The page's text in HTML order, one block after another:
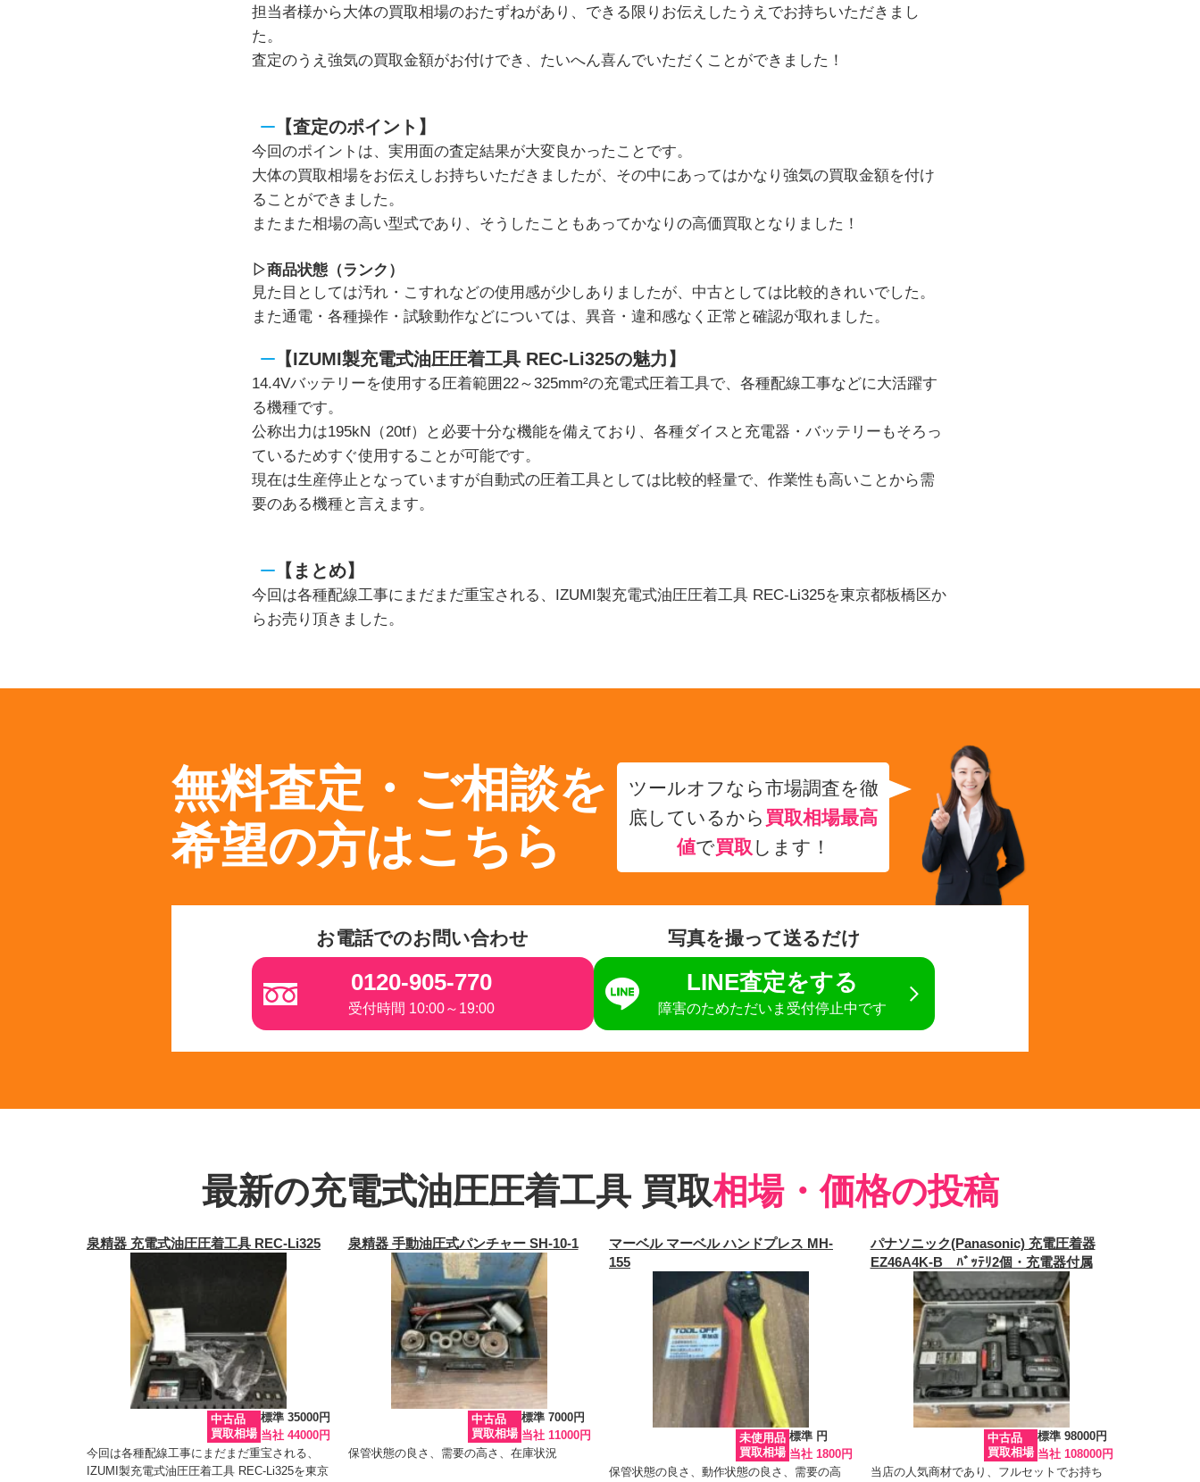
担当者様から大体の買取相場のおたずねがあり、できる限りお伝えしたうえでお持ちいただきまし
た。
査定のうえ強気の買取金額がお付けでき、たいへん喜んでいただくことができました！
【査定のポイント】
今回のポイントは、実用面の査定結果が大変良かったことです。
大体の買取相場をお伝えしお持ちいただきましたが、その中にあってはかなり強気の買取金額を付け
ることができました。
またまた相場の高い型式であり、そうしたこともあってかなりの高価買取となりました！
▷商品状態（ランク）
見た目としては汚れ・こすれなどの使用感が少しありましたが、中古としては比較的きれいでした。
また通電・各種操作・試験動作などについては、異音・違和感なく正常と確認が取れました。
【IZUMI製充電式油圧圧着工具 REC-Li325の魅力】
14.4Vバッテリーを使用する圧着範囲22～325mm²の充電式圧着工具で、各種配線工事などに大活躍す
る機種です。
公称出力は195kN（20tf）と必要十分な機能を備えており、各種ダイスと充電器・バッテリーもそろっ
ているためすぐ使用することが可能です。
現在は生産停止となっていますが自動式の圧着工具としては比較的軽量で、作業性も高いことから需
要のある機種と言えます。
【まとめ】
今回は各種配線工事にまだまだ重宝される、IZUMI製充電式油圧圧着工具 REC-Li325を東京都板橋区か
らお売り頂きました。
無料査定・ご相談を
希望の方はこちら
ツールオフなら市場調査を徹
底しているから 買取相場最高
値で買取 します！
お電話でのお問い合わせ
0120-905-770
受付時間 10:00～19:00
写真を撮って送るだけ
LINE査定をする
障害のためただいま受付停止中です
最新の充電式油圧圧着工具 買取相場・価格の投稿
泉精器 充電式油圧圧着工具 REC-Li325
中古品
買取相場
標準 35000円
当社 44000円
今回は各種配線工事にまだまだ重宝される、
IZUMI製充電式油圧圧着工具 REC-Li325を東京
泉精器 手動油圧式パンチャー SH-10-1
中古品
買取相場
標準 7000円
当社 11000円
保管状態の良さ、需要の高さ、在庫状況
マーベル マーベル ハンドプレス MH-
155
未使用品
買取相場
標準 円
当社 1800円
保管状態の良さ、動作状態の良さ、需要の高
パナソニック(Panasonic) 充電圧着器
EZ46A4K-B ﾊﾞｯﾃﾘ2個・充電器付属
中古品
買取相場
標準 98000円
当社 108000円
当店の人気商材であり、フルセットでお持ち